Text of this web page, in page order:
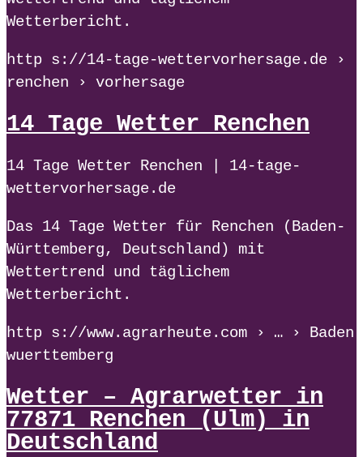
Wetterbericht.
http s://14-tage-wettervorhersage.de ›
renchen › vorhersage
14 Tage Wetter Renchen
14 Tage Wetter Renchen | 14-tage-
wettervorhersage.de
Das 14 Tage Wetter für Renchen (Baden-
Württemberg, Deutschland) mit
Wettertrend und täglichem
Wetterbericht.
http s://www.agrarheute.com › … › Baden
wuerttemberg
Wetter – Agrarwetter in
77871 Renchen (Ulm) in
Deutschland